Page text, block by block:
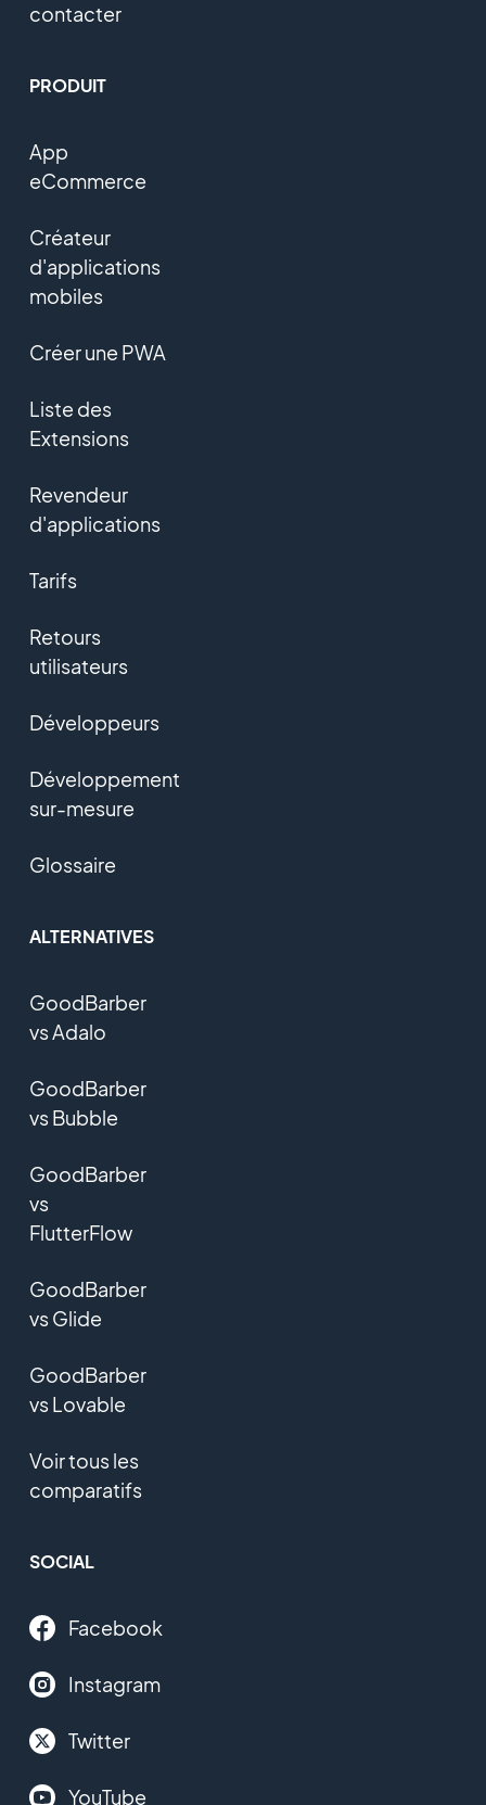
contacter
PRODUIT
App
eCommerce
Créateur
d'applications
mobiles
Créer une PWA
Liste des
Extensions
Revendeur
d'applications
Tarifs
Retours
utilisateurs
Développeurs
Développement
sur-mesure
Glossaire
ALTERNATIVES
GoodBarber
vs Adalo
GoodBarber
vs Bubble
GoodBarber
vs
FlutterFlow
GoodBarber
vs Glide
GoodBarber
vs Lovable
Voir tous les
comparatifs
SOCIAL
Facebook
Instagram
Twitter
YouTube